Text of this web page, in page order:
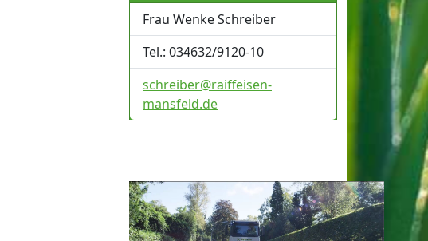
Frau Wenke Schreiber
Tel.: 034632/9120-10
schreiber@raiffeisen-
mansfeld.de